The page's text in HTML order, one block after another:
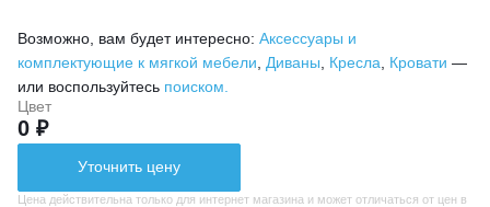
Возможно, вам будет интересно: Аксессуары и
комплектующие к мягкой мебели
Диваны Кресла Кровати —
или воспользуйтесь поиском.
Цвет
0 ₽
Уточнить цену
Цена действительна только для интернет магазина и может отличаться от цен в